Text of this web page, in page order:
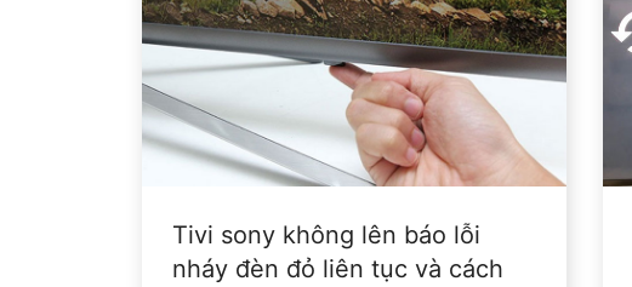
Tivi sony không lên báo lỗi
nháy đèn đỏ liên tục và cách